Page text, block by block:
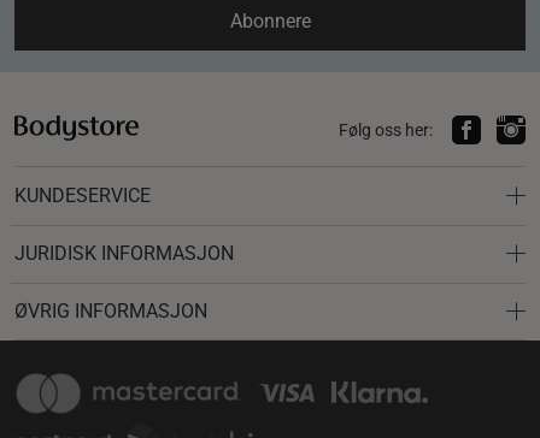
Abonnere
Følg oss her:
KUNDESERVICE
JURIDISK INFORMASJON
ØVRIG INFORMASJON